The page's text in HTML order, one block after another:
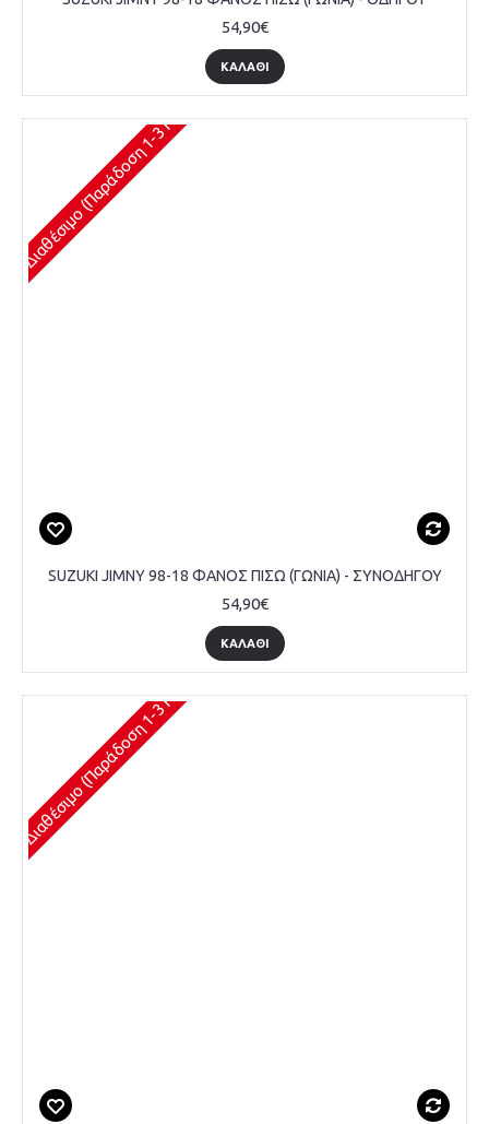
54,90€
ΚΑΛΆΘΙ
Διαθέσιμο (Παράδοση 1-3 Ημέρες)
SUZUKI JIMNY 98-18 ΦΑΝΟΣ ΠΙΣΩ (ΓΩΝΙΑ) - ΣΥΝΟΔΗΓΟΥ
54,90€
ΚΑΛΆΘΙ
Διαθέσιμο (Παράδοση 1-3 Ημέρες)